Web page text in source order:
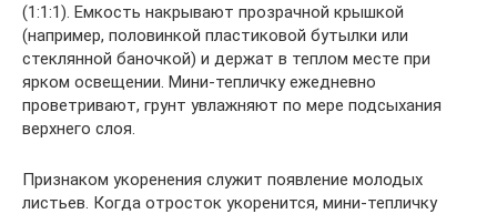
(1:1:1). Емкость накрывают прозрачной крышкой
(например, половинкой пластиковой бутылки или
стеклянной баночкой) и держат в теплом месте при
ярком освещении. Мини-тепличку ежедневно
проветривают, грунт увлажняют по мере подсыхания
верхнего слоя.
Признаком укоренения служит появление молодых
листьев. Когда отросток укоренится, мини-тепличку